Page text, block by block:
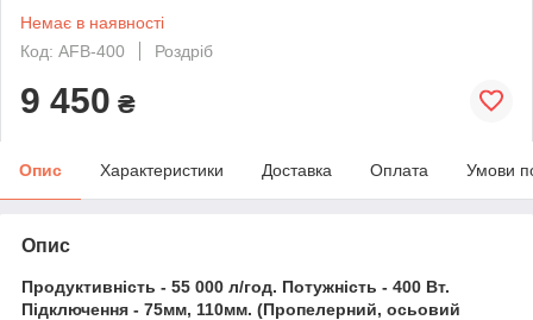
Немає в наявності
Код: AFB-400
Роздріб
9 450 ₴
Опис Характеристики Доставка Оплата Умови
Опис
Продуктивність - 55 000 л/год. Потужність - 400 Вт.
Підключення - 75мм, 110мм. (Пропелерний, осьовий